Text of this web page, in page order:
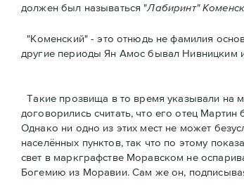
должен был называться "Лабиринт"
"Коменский" - это отнюдь не фамилия
другие периоды Ян Амос бывал Нивницким
Такие прозвища в то время указывали на
договорились считать, что его отец
Однако ни одно из этих мест не может
населённых пунктов, так что по этому
свет в маркграфстве Моравском не
Богемию из Моравии. Сам же он,